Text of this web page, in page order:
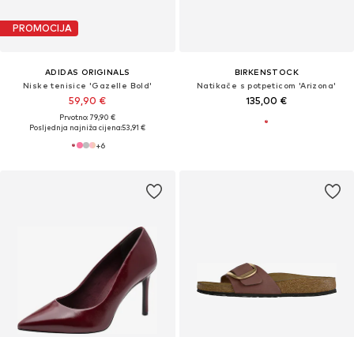
PROMOCIJA
ADIDAS ORIGINALS
Niske tenisice 'Gazelle Bold'
59,90 €
Prvotno: 79,90 €
Posljednja najniža cijena:53,91 €
+6
BIRKENSTOCK
Natikače s potpeticom 'Arizona'
135,00 €